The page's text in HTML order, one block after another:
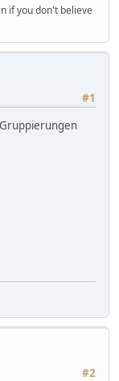
if you don't believe
#1
#2